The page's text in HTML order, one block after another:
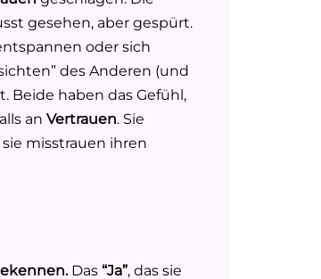
gesehen, aber gespürt.
oder sich
des Anderen (und
Beide haben das Gefühl,
an Vertrauen. Sie
misstrauen ihren
Das “Ja”, das sie